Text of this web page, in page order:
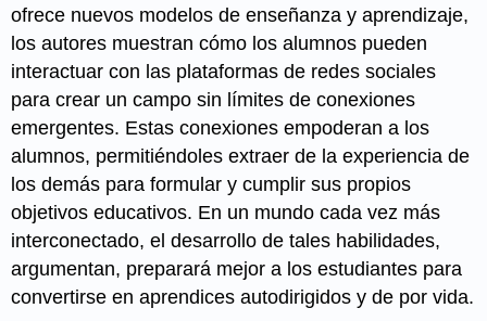
ofrece nuevos modelos de enseñanza y aprendizaje,
los autores muestran cómo los alumnos pueden
interactuar con las plataformas de redes sociales
para crear un campo sin límites de conexiones
emergentes. Estas conexiones empoderan a los
alumnos, permitiéndoles extraer de la experiencia de
los demás para formular y cumplir sus propios
objetivos educativos. En un mundo cada vez más
interconectado, el desarrollo de tales habilidades,
argumentan, preparará mejor a los estudiantes para
convertirse en aprendices autodirigidos y de por vida.